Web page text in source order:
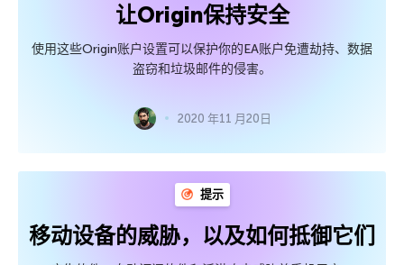
让Origin保持安全
使用这些Origin账户设置可以保护你的EA账户免遭劫持、数据
盗窃和垃圾邮件的侵害。
2020 年11 月20日
提示
移动设备的威胁，以及如何抵御它们